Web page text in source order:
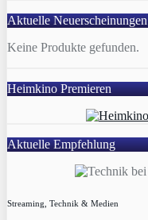
Aktuelle Neuerscheinungen
Keine Produkte gefunden.
Heimkino Premieren
Aktuelle Empfehlung
Streaming, Technik & Medien